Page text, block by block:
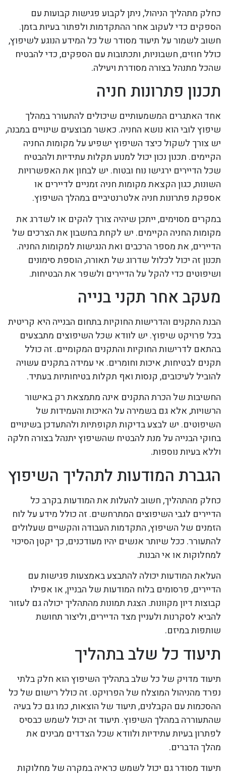
כחלק מתהליך הניהול, ניתן לקבוע פגישות קבועות עם
הספקים כדי לעקוב אחר ההתקדמות ולפתור בעיות בזמן.
חשוב לשמור על תיעוד מסודר של כל המידע הנוגע לשיפוץ,
כולל חוזים, חשבוניות, ותכתובות עם הספקים, כדי להבטיח
שהכל מתנהל בצורה מסודרת ויעילה.
תכנון פתרונות חניה
אחד האתגרים המשמעותיים שיכולים להתעורר במהלך
שיפוץ לובי הוא נושא החניה. כאשר מבוצעים שינויים במבנה,
יש צורך לשקול כיצד השיפוץ ישפיע על מקומות החניה
הקיימים. תכנון נכון יכול למנוע תקלות עתידיות ולהבטיח
שכל הדיירים ירגישו נוח ובטוח. יש לבחון את האפשרויות
השונות, כגון הקצאת מקומות חניה זמניים לדיירים או
אספקת פתרונות חניה אלטרנטיביים במהלך השיפוץ.
במקרים מסוימים, ייתכן שיהיה צורך להקים או לשדרג את
מקומות החניה הקיימים. יש לקחת בחשבון את הצרכים של
הדיירים, את מספר הרכבים ואת הנגישות למקומות החניה.
תכנון זה יכול לכלול שדרוג של תאורה, הוספת סימונים
ושיפוטים כדי להקל על הדיירים ולשפר את הבטיחות.
מעקב אחר תקני בנייה
הבנת התקנים והדרישות החוקיות בתחום הבנייה היא קריטית
בכל פרויקט שיפוץ. יש לוודא שכל השיפוצים מתבצעים
בהתאם לדרישות החוקיות והתקנים המקומיים. זה כולל
תקנים לבטיחות, איכות וחומרים. אי עמידה בתקנים עשויה
להוביל לעיכובים, קנסות ואף תקלות בטיחותיות בעתיד.
החשיבות של הכרת התקנים אינה מתמצאת רק באישור
הרשויות, אלא גם בשמירה על האיכות והעמידות של
השיפוטים. יש לבצע בדיקות תקופתיות ולהתעדכן בשינויים
בחוקי הבנייה על מנת להבטיח שהשיפוץ יתנהל בצורה חלקה
וללא בעיות נוספות.
הגברת המודעות לתהליך השיפוץ
כחלק מהתהליך, חשוב להעלות את המודעות בקרב כל
הדיירים לגבי השיפוצים המתרחשים. זה כולל מידע על לוח
הזמנים של השיפוץ, התקדמות העבודה והקשיים שעלולים
להתעורר. ככל שיותר אנשים יהיו מעודכנים, כך יקטן הסיכוי
למחלוקות או אי הבנות.
העלאת המודעות יכולה להתבצע באמצעות פגישות עם
הדיירים, פרסומים בלוח המודעות של הבניין, או אפילו
קבוצות דיון מקוונות. הצגת תמונות מהתהליך יכולה גם לעזור
להביא לסקרנות ולעניין מצד הדיירים, וליצור תחושת
שותפות במיזם.
תיעוד כל שלב בתהליך
תיעוד מדויק של כל שלב בתהליך השיפוץ הוא חלק בלתי
נפרד מהניהול המוצלח של הפרויקט. זה כולל רישום של כל
ההסכמות עם הקבלנים, תיעוד של הוצאות, כמו גם כל בעיה
שהתעוררה במהלך השיפוץ. תיעוד זה יכול לשמש כבסיס
לפתרון בעיות עתידיות ולוודא שכל הצדדים מבינים את
מהלך הדברים.
תיעוד מסודר גם יכול לשמש כראיה במקרה של מחלוקות